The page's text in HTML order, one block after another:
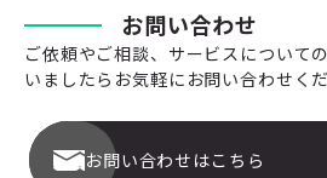
お問い合わせ
ご依頼やご相談、サービスについて
いましたらお気軽にお問い合わせくだ
お問い合わせはこちら